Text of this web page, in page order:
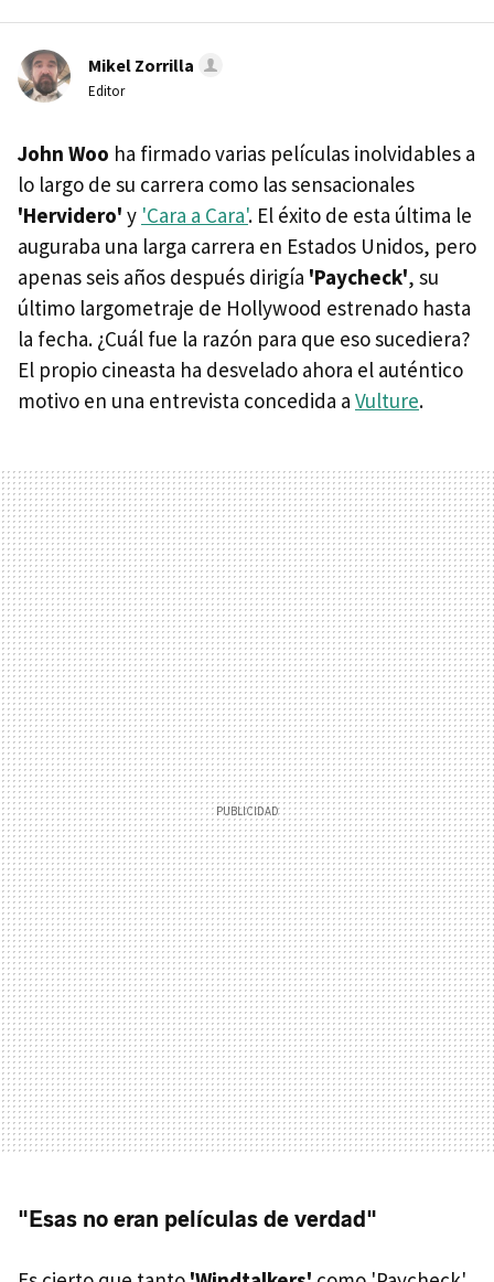
Mikel Zorrilla
Editor
John Woo ha firmado varias películas inolvidables a
lo largo de su carrera como las sensacionales
'Hervidero' y 'Cara a Cara'. El éxito de esta última le
auguraba una larga carrera en Estados Unidos, pero
apenas seis años después dirigía 'Paycheck', su
último largometraje de Hollywood estrenado hasta
la fecha. ¿Cuál fue la razón para que eso sucediera?
El propio cineasta ha desvelado ahora el auténtico
motivo en una entrevista concedida a Vulture.
"Esas no eran películas de verdad"